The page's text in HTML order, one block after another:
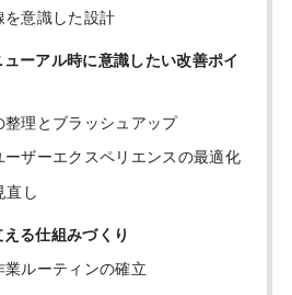
を意識した設計
ーアル時に意識したい改善ポイ
整理とブラッシュアップ
ーザーエクスペリエンスの最適化
直し
る仕組みづくり
業ルーティンの確立